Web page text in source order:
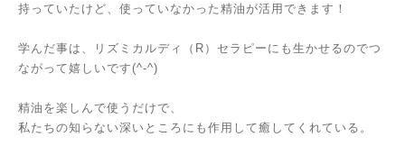
持っていたけど、使っていなかった精油が活用できます！
学んだ事は、リズミカルディ（R）セラピーにも生かせるのでつ
ながって嬉しいです(^-^)
精油を楽しんで使うだけで、
私たちの知らない深いところにも作用して癒してくれている。